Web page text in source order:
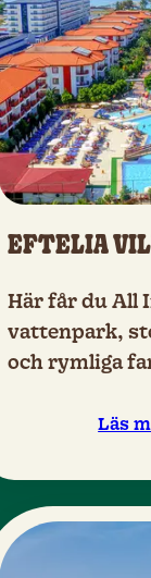
EFTELIA
Här får du All
vattenpark,
och rymliga
Läs